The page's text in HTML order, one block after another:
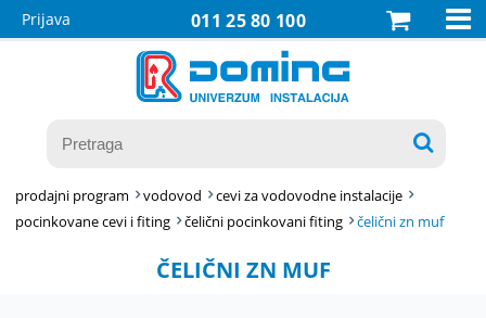
011 25 80 100
Prijava 

prodajni program vodovod
cevi za vodovodne instalacije
pocinkovane cevi i fiting
čelični pocinkovani fiting čelični zn muf
ČELIČNI ZN MUF